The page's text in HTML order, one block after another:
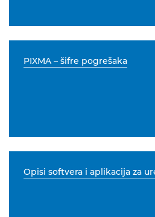
PIXMA – šifre pogrešaka
Opisi softvera i aplikacija za